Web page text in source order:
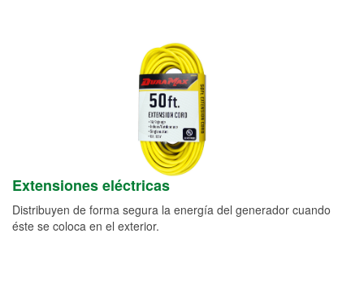
Extensiones eléctricas
Distribuyen de forma segura la energía del generador cuando
éste se coloca en el exterior.